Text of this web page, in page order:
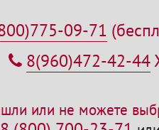
09-71
8(960)472-42-44
или не можете